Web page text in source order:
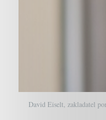
David Eiselt, zakladatel